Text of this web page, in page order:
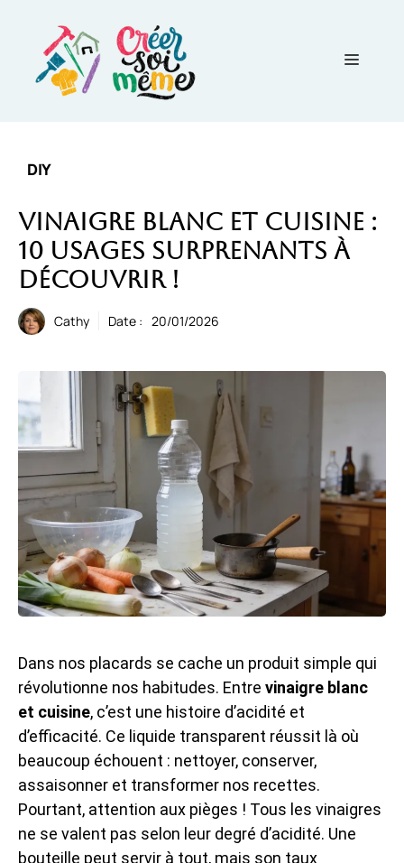
contenu
Menu
DIY
Vinaigre blanc et cuisine :
10 usages surprenants à
découvrir !
Cathy Date : 20/01/2026
Dans nos placards se cache un produit simple qui
révolutionne nos habitudes. Entre vinaigre blanc
et cuisine, c’est une histoire d’acidité et
d’efficacité. Ce liquide transparent réussit là où
beaucoup échouent : nettoyer, conserver,
assaisonner et transformer nos recettes.
Pourtant, attention aux pièges ! Tous les vinaigres
ne se valent pas selon leur degré d’acidité. Une
bouteille peut servir à tout, mais son taux